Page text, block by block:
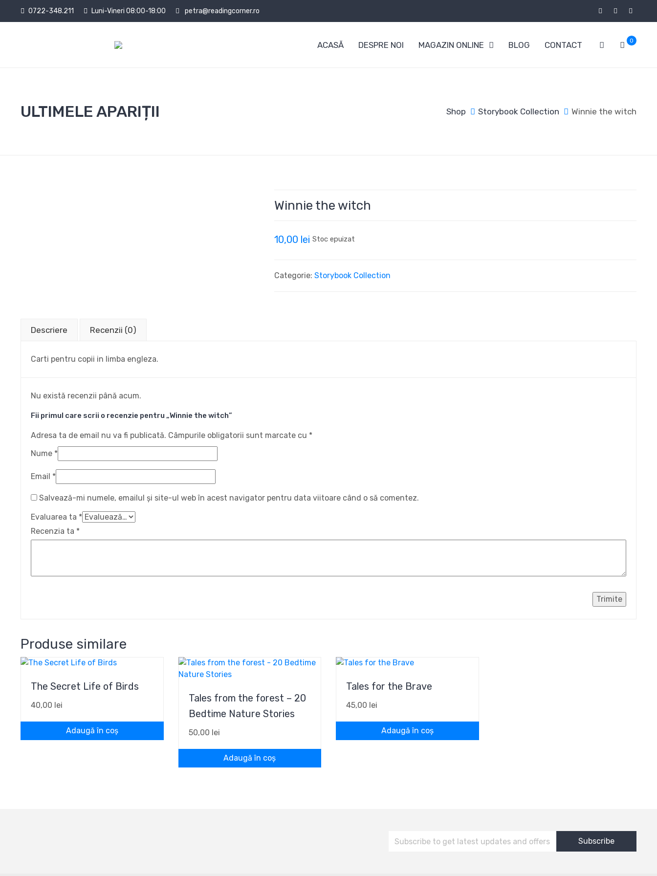
0722-348.211 Luni-Vineri 08:00-18:00 petra@readingcorner.ro
ACASĂ DESPRE NOI MAGAZIN ONLINE BLOG CONTACT 0
ULTIMELE APARIȚII Shop Storybook Collection Winnie the witch
Winnie the witch
10,00 lei Stoc epuizat
Categorie: Storybook Collection
Descriere Recenzii (0)
Carti pentru copii in limba engleza.
Nu există recenzii până acum.
Fii primul care scrii o recenzie pentru „Winnie the witch”
Adresa ta de email nu va fi publicată. Câmpurile obligatorii sunt marcate cu *
Nume *
Email *
Salvează-mi numele, emailul și site-ul web în acest navigator pentru data viitoare când o să comentez.
Evaluarea ta *
Recenzia ta *
Produse similare
The Secret Life of Birds
40,00 lei
Adaugă în coș
Tales from the forest – 20
Bedtime Nature Stories
50,00 lei
Adaugă în coș
Tales for the Brave
45,00 lei
Adaugă în coș